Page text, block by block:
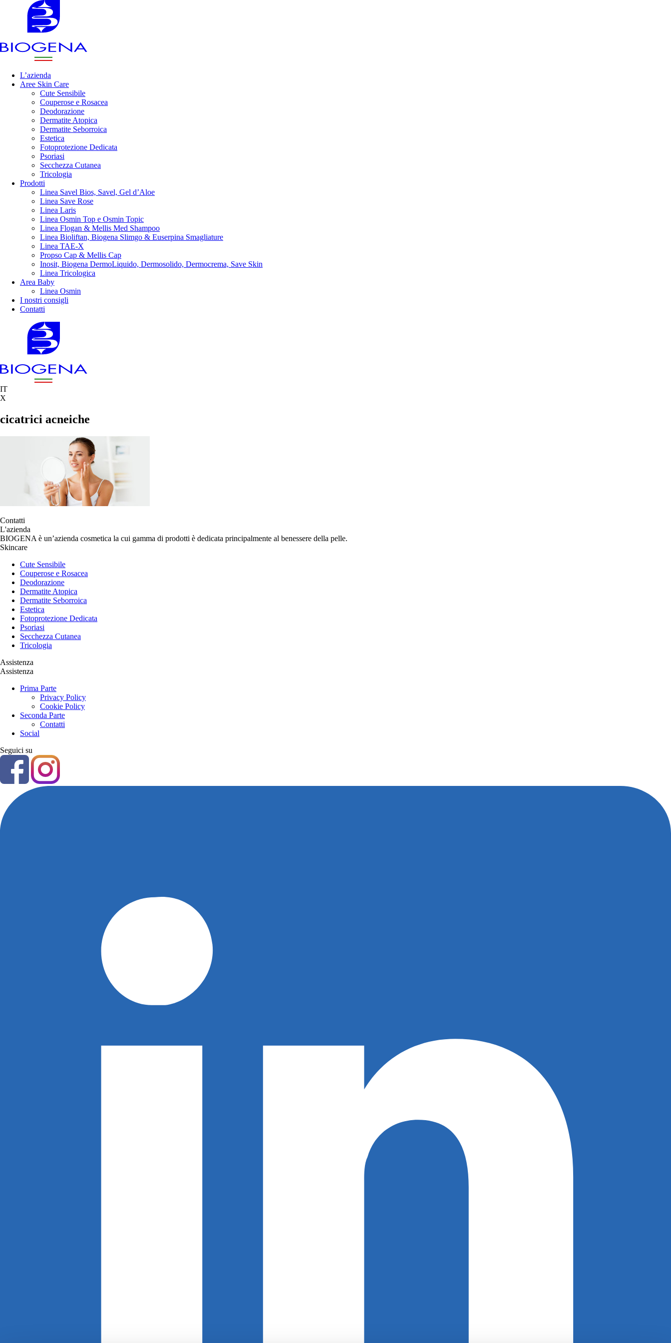
L’azienda
Aree Skin Care
Cute Sensibile
Couperose e Rosacea
Deodorazione
Dermatite Atopica
Dermatite Seborroica
Estetica
Fotoprotezione Dedicata
Psoriasi
Secchezza Cutanea
Tricologia
Prodotti
Linea Savel Bios, Savel, Gel d’Aloe
Linea Save Rose
Linea Laris
Linea Osmin Top e Osmin Topic
Linea Flogan & Mellis Med Shampoo
Linea Bioliftan, Biogena Slimgo & Euserpina Smagliature
Linea TAE-X
Propso Cap & Mellis Cap
Inosit, Biogena DermoLiquido, Dermosolido, Dermocrema, Save Skin
Linea Tricologica
Area Baby
Linea Osmin
I nostri consigli
Contatti
IT
X
cicatrici acneiche
Contatti
L'azienda
BIOGENA è un’azienda cosmetica la cui gamma di prodotti è dedicata principalmente al benessere della pelle.
Skincare
Cute Sensibile
Couperose e Rosacea
Deodorazione
Dermatite Atopica
Dermatite Seborroica
Estetica
Fotoprotezione Dedicata
Psoriasi
Secchezza Cutanea
Tricologia
Assistenza
Assistenza
Prima Parte
Privacy Policy
Cookie Policy
Seconda Parte
Contatti
Social
Seguici su